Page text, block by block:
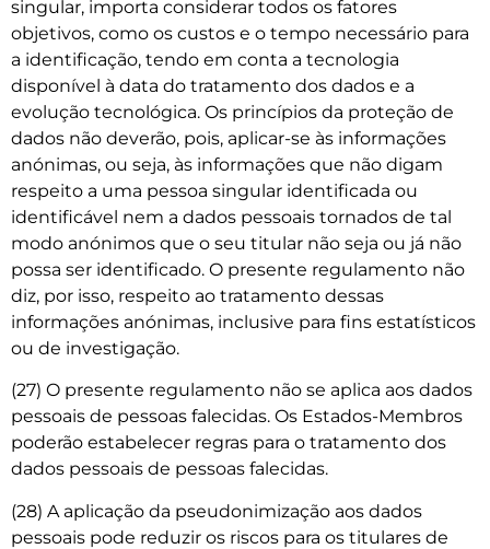
singular, importa considerar todos os fatores
objetivos, como os custos e o tempo necessário para
a identificação, tendo em conta a tecnologia
disponível à data do tratamento dos dados e a
evolução tecnológica. Os princípios da proteção de
dados não deverão, pois, aplicar-se às informações
anónimas, ou seja, às informações que não digam
respeito a uma pessoa singular identificada ou
identificável nem a dados pessoais tornados de tal
modo anónimos que o seu titular não seja ou já não
possa ser identificado. O presente regulamento não
diz, por isso, respeito ao tratamento dessas
informações anónimas, inclusive para fins estatísticos
ou de investigação.
(27) O presente regulamento não se aplica aos dados
pessoais de pessoas falecidas. Os Estados-Membros
poderão estabelecer regras para o tratamento dos
dados pessoais de pessoas falecidas.
(28) A aplicação da pseudonimização aos dados
pessoais pode reduzir os riscos para os titulares de